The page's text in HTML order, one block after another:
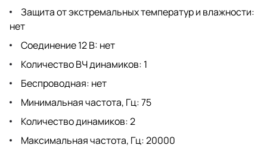
Защита от экстремальных температур и влажности:
нет
Соединение 12 В: нет
Количество ВЧ динамиков: 1
Беспроводная: нет
Минимальная частота, Гц: 75
Количество динамиков: 2
Максимальная частота, Гц: 20000